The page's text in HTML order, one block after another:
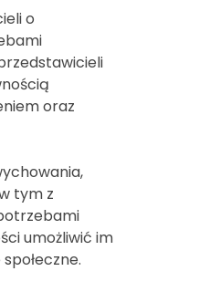
o
oraz
tym z
umożliwić im